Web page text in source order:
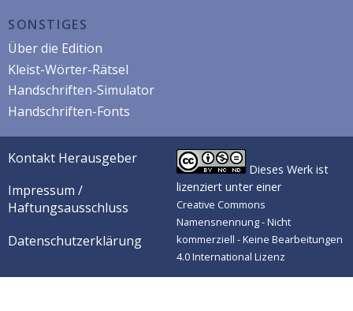
SONSTIGES
Über die Edition
Kleist-Wörter-Rätsel
Handschriften-Simulator
Handschriften-Fonts
Kontakt Herausgeber
Impressum /
Haftungsausschluss
Datenschutzerklärung
Dieses Werk ist
lizenziert unter einer
Creative Commons
Namensnennung - Nicht
kommerziell - Keine Bearbeitungen
4.0 International Lizenz